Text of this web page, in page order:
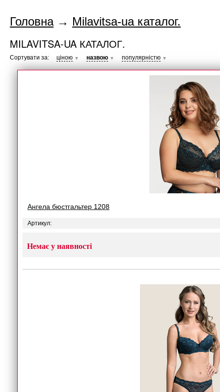
Головна→ Milavitsa-ua каталог.
MILAVITSA-UA КАТАЛОГ.
Сортувати за: ціною ▼ назвою ▼ популярністю ▼
Ангела бюстгальтер 1208
Артикул:
Немає у наявності